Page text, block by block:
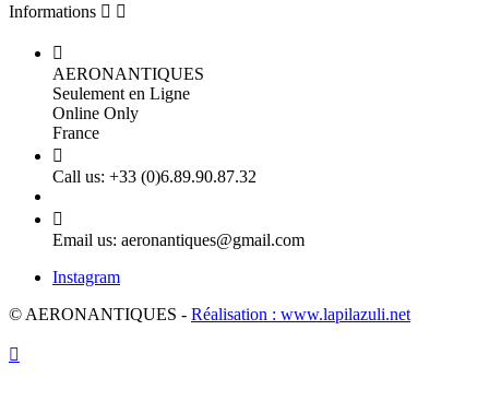
Informations  

AERONANTIQUES
Seulement en Ligne
Online Only
France

Call us: +33 (0)6.89.90.87.32

Email us: aeronantiques@gmail.com
Instagram
© AERONANTIQUES - Réalisation : www.lapilazuli.net
